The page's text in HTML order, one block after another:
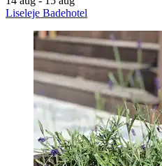
Liseleje Badehotel